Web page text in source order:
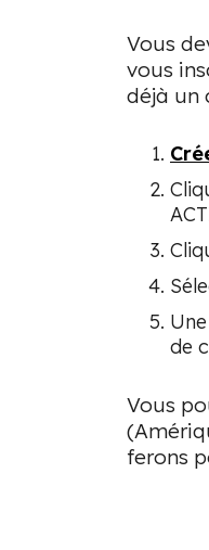
Vous
vous
déjà un
de
Vous
ferons